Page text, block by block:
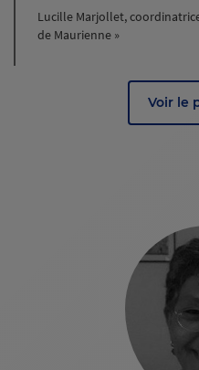
Lucille Marjollet,
de Maurienne »
Voir le